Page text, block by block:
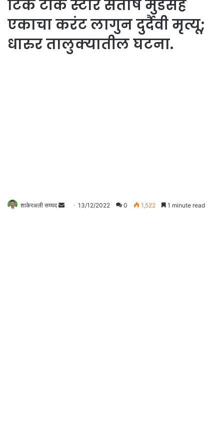
टिक टॉक स्टार संतोष मुंडेसह
एकाचा करंट लागुन दुर्दैवी मृत्यू;
धारुर तालुक्यातील घटना.
शाकेरअली सय्यद
Send13/12/2022 0 1,522 1 minute read